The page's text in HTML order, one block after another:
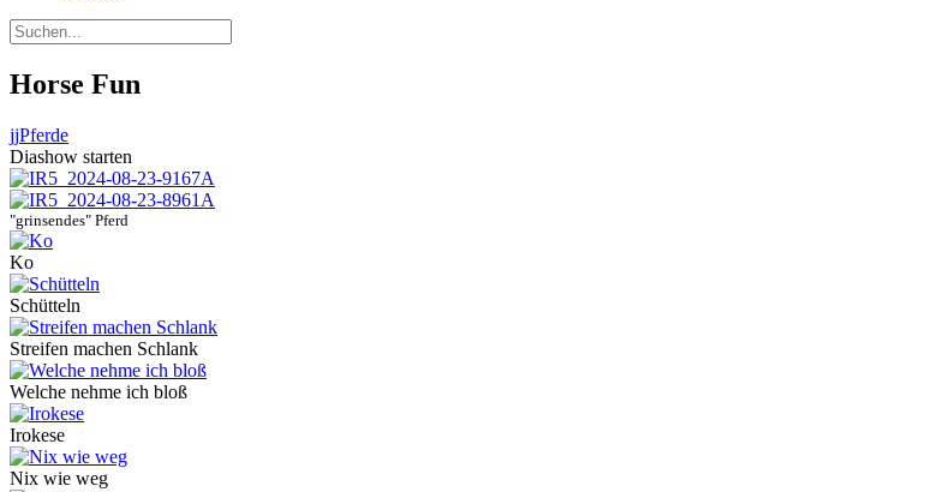
Horse Fun
jjPferde
Diashow starten
"grinsendes" Pferd
Ko
Schütteln
Streifen machen Schlank
Welche nehme ich bloß
Irokese
Nix wie weg